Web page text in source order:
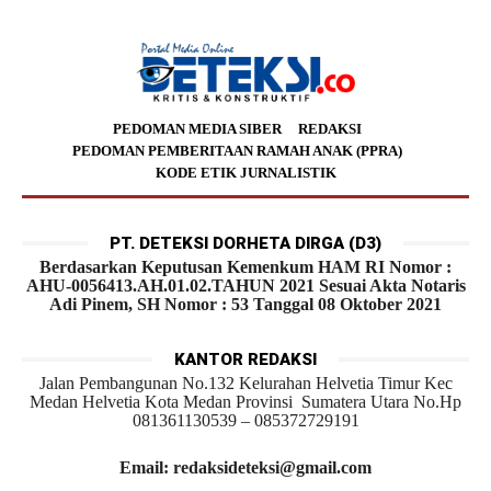
PEDOMAN MEDIA SIBER
REDAKSI
PEDOMAN PEMBERITAAN RAMAH ANAK (PPRA)
KODE ETIK JURNALISTIK
PT. DETEKSI DORHETA DIRGA (D3)
Berdasarkan Keputusan Kemenkum HAM RI Nomor :
AHU-0056413.AH.01.02.TAHUN 2021 Sesuai Akta Notaris
Adi Pinem, SH Nomor : 53 Tanggal 08 Oktober 2021
KANTOR REDAKSI
Jalan Pembangunan No.132 Kelurahan Helvetia Timur Kec
Medan Helvetia Kota Medan Provinsi Sumatera Utara No.Hp
081361130539 – 085372729191
Email: redaksideteksi@gmail.com